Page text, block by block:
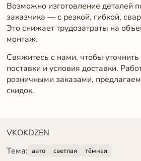
Возможно изготовление деталей
заказчика — с резкой, гибкой,
Это снижает трудозатраты на
монтаж.
Свяжитесь с нами, чтобы уточнить
поставки и условия доставки.
розничными заказами,
скидок.
VKOKDZEN
Тема: авто светлая тёмная